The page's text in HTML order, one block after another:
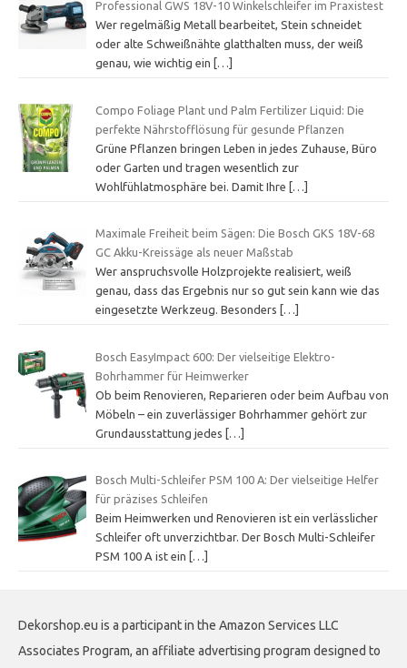
Professional GWS 18V-10 Winkelschleifer im Praxistest
Wer regelmäßig Metall bearbeitet, Stein schneidet
oder alte Schweißnähte glatthalten muss, der weiß
genau, wie wichtig ein
[…]
Compo Foliage Plant und Palm Fertilizer Liquid: Die
perfekte Nährstofflösung für gesunde Pflanzen
Grüne Pflanzen bringen Leben in jedes Zuhause, Büro
oder Garten und tragen wesentlich zur
Wohlfühlatmosphäre bei. Damit Ihre […]
Maximale Freiheit beim Sägen: Die Bosch GKS 18V-68
GC Akku-Kreissäge als neuer Maßstab
Wer anspruchsvolle Holzprojekte realisiert, weiß
genau, dass das Ergebnis nur so gut sein kann wie das
eingesetzte Werkzeug. Besonders
[…]
Bosch EasyImpact 600: Der vielseitige Elektro-
Bohrhammer für Heimwerker
Ob beim Renovieren, Reparieren oder beim Aufbau von
Möbeln – ein zuverlässiger Bohrhammer gehört zur
Grundausstattung jedes […]
Bosch Multi-Schleifer PSM 100 A: Der vielseitige Helfer
für präzises Schleifen
Beim Heimwerken und Renovieren ist ein verlässlicher
Schleifer oft unverzichtbar. Der Bosch Multi-Schleifer
PSM 100 A ist ein
[…]
Dekorshop.eu is a participant in the Amazon Services LLC
Associates Program, an affiliate advertising program designed to